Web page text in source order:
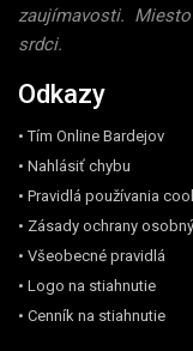
zaujímavosti. Miesto
srdci.
Odkazy
• Tím Online Bardejov
• Nahlásiť chybu
• Pravidlá používania
• Zásady ochrany
• Všeobecné pravidlá
• Logo na stiahnutie
• Cenník na stiahnutie